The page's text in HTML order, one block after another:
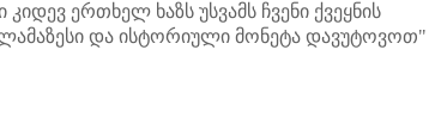
ერთხელ ხაზს უსვამს ჩვენი ქვეყნის
და ისტორიული მონეტა დავუტოვოთ"